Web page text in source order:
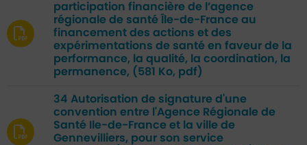
participation financière de l’agence
régionale de santé Île-de-France au
financement des actions et des
expérimentations de santé en faveur de la
performance, la qualité, la coordination, la
permanence, (581 Ko, pdf)
34 Autorisation de signature d'une
convention entre l'Agence Régionale de
Santé Ile-de-France et la ville de
Gennevilliers, pour son service